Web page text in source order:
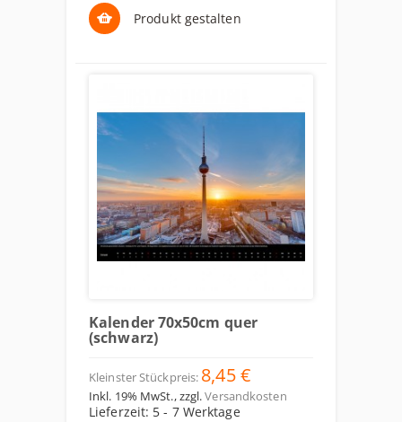
Produkt gestalten
Kalender 70x50cm quer
(schwarz)
Kleinster Stückpreis: 8,45 €
Inkl. 19% MwSt.,zzgl.Versandkosten
Lieferzeit: 5 - 7 Werktage